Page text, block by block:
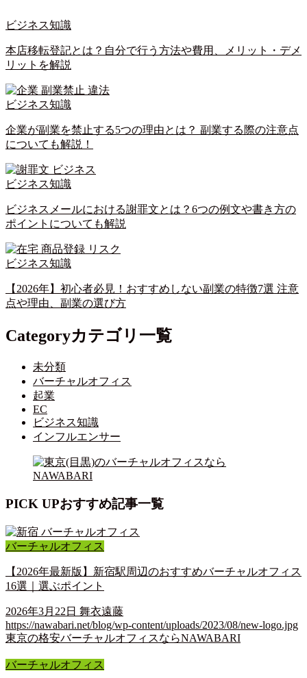
ビジネス知識
本店移転登記とは？自分で行う方法や費用、メリット・デメ
リットを解説
ビジネス知識
企業が副業を禁止する5つの理由とは？ 副業する際の注意点
についても解説！
ビジネス知識
ビジネスメールにおける謝罪文とは？6つの例文や書き方の
ポイントについても解説
ビジネス知識
【2026年】初心者必見！おすすめしない副業の特徴7選 注意
点や理由、副業の選び方
Categoryカテゴリ一覧
未分類
バーチャルオフィス
起業
EC
ビジネス知識
インフルエンサー
PICK UPおすすめ記事一覧
バーチャルオフィス
【2026年最新版】新宿駅周辺のおすすめバーチャルオフィス
16選｜選ぶポイント
2026年3月22日 舞衣遠藤
https://nawabari.net/blog/wp-content/uploads/2023/08/new-logo.jpg
東京の格安バーチャルオフィスならNAWABARI
バーチャルオフィス